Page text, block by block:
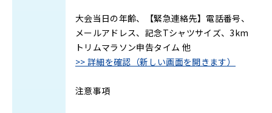
大会当日の年齢、【緊急連絡先】電話番号、
メールアドレス、記念Tシャツサイズ、3km
トリムマラソン申告タイム 他
>> 詳細を確認（新しい画面を開きます）
注意事項